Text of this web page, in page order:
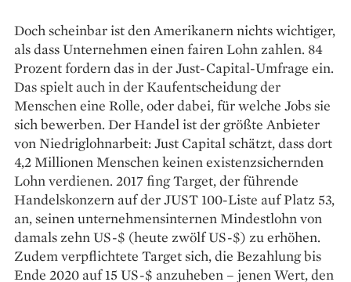
Doch scheinbar ist den Amerikanern nichts wichtiger,
als dass Unternehmen einen ­fairen Lohn zahlen. 84
Prozent fordern das in der Just-Capital-Umfrage ein.
Das spielt auch in der Kaufentscheidung der
Menschen eine Rolle, oder dabei, für welche Jobs sie
sich ­bewerben. Der ­Handel ist der größte Anbieter
von ­Niedriglohnarbeit: Just Capital schätzt, dass dort
4,2 Millionen Menschen keinen existenz­sichernden
Lohn verdienen. 2017 fing Target, der führende
Handelskonzern auf der JUST 100-Liste auf Platz 53,
an, seinen unternehmensinternen Mindestlohn von
damals zehn US-$ (heute zwölf US-$) zu erhöhen.
Zudem verpflichtete Target sich, die Bezahlung bis
Ende 2020 auf 15 US-$ anzuheben – jenen Wert, den